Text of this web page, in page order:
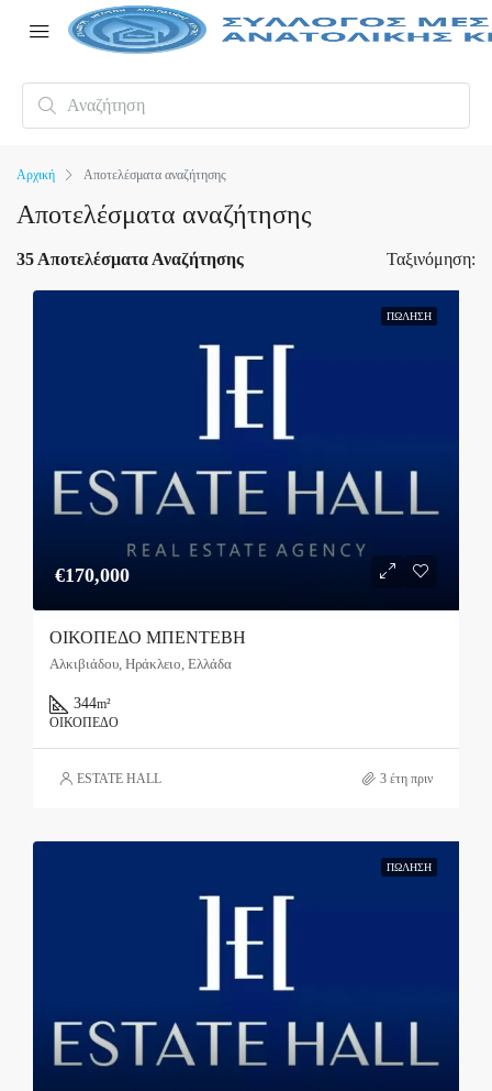
Αρχική Αποτελέσματα αναζήτησης
Αποτελέσματα αναζήτησης
35 Αποτελέσματα Αναζήτησης Ταξινόμηση:
ΠΏΛΗΣΗ
€170,000
ΟΙΚΟΠΕΔΟ ΜΠΕΝΤΕΒΗ
Αλκιβιάδου, Ηράκλειο, Ελλάδα
344m²
ΟΙΚΌΠΕΔΟ
ESTATE HALL 3 έτη πριν
ΠΏΛΗΣΗ